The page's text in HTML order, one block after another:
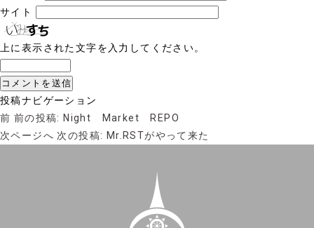
サイト
上に表示された文字を入力してください。
投稿ナビゲーション
前 前の投稿: Night Market REPO
次ページへ 次の投稿: Mr.RSTがやって来た